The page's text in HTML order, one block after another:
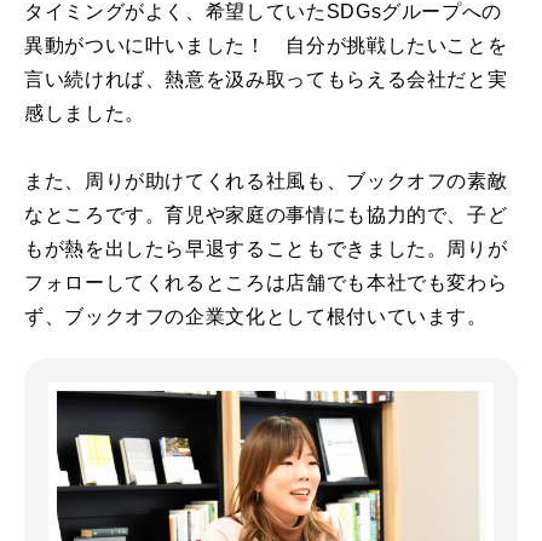
タイミングがよく、希望していたSDGsグループへの
異動がついに叶いました！ 自分が挑戦したいことを
言い続ければ、熱意を汲み取ってもらえる会社だと実
感しました。
また、周りが助けてくれる社風も、ブックオフの素敵
なところです。育児や家庭の事情にも協力的で、子ど
もが熱を出したら早退することもできました。周りが
フォローしてくれるところは店舗でも本社でも変わら
ず、ブックオフの企業文化として根付いています。